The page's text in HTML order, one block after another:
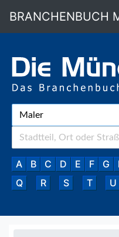
BRANCHENBUCH
A B C D E F G
Q
R S T U